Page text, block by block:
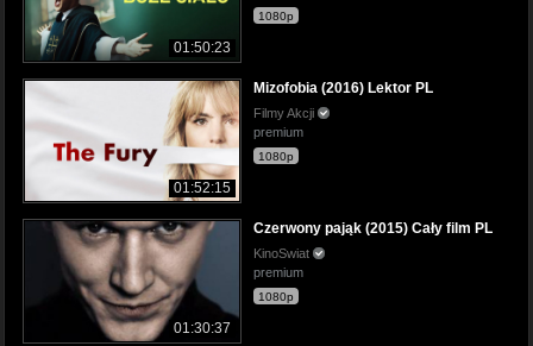
01:50:23
1080p
01:52:15
Mizofobia (2016) Lektor PL
Filmy Akcji
premium
1080p
01:30:37
Czerwony pająk (2015) Cały film PL
KinoSwiat
premium
1080p